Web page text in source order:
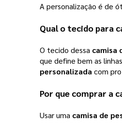
A personalização é de
Qual o tecido para
O tecido dessa camisa
que define bem as
personalizada com
Por que comprar a
Usar uma camisa de